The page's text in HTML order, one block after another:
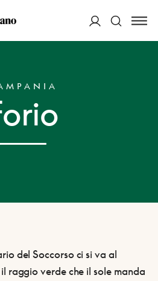
del Soccorso ci si va al
raggio verde che il sole manda